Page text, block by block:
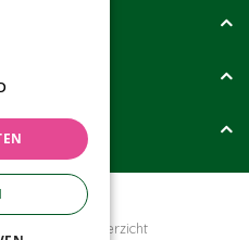
Green Solutions
Tuincentrum Overzicht